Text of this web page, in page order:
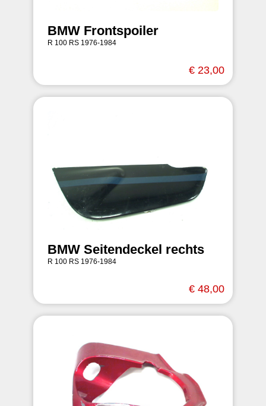
BMW Frontspoiler
R 100 RS 1976-1984
€ 23,00
BMW Seitendeckel rechts
R 100 RS 1976-1984
€ 48,00